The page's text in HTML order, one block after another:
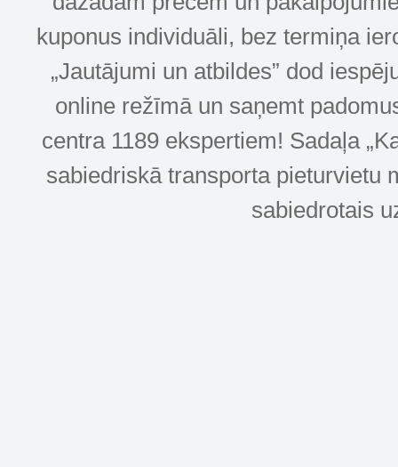
kuponus individuāli, bez termiņa
„Jautājumi un atbildes” dod
online režīmā un saņemt
centra 1189 ekspertiem! Sadaļa
sabiedriskā transporta pieturvietu
sabiedrotais